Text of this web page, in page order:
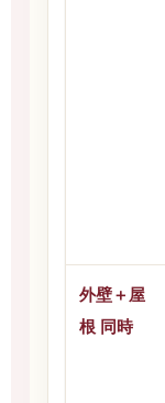
外壁＋屋
根 同時